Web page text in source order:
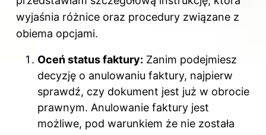
wyjaśnia różnice oraz procedury związane z
obiema opcjami.
Oceń status faktury: Zanim podejmiesz
decyzję o anulowaniu faktury, najpierw
sprawdź, czy dokument jest już w obrocie
prawnym. Anulowanie faktury jest
możliwe, pod warunkiem że nie została